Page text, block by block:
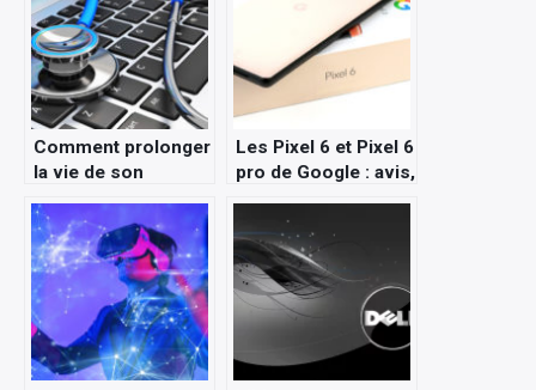
Comment prolonger
la vie de son
les bonnes
pratiques
Les Pixel 6 et Pixel 6
pro de Google : avis,
caractéristiques